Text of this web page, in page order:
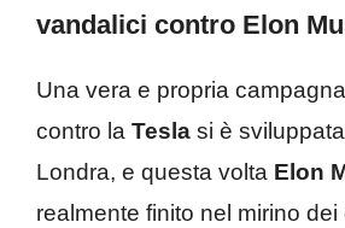
vandalici contro Elon
Una vera e propria
contro la Tesla si è
Londra, e questa volta Elon
realmente finito nel mirino dei